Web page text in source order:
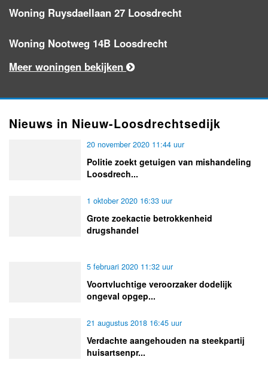
Woning Ruysdaellaan 27 Loosdrecht
Woning Nootweg 14B Loosdrecht
Meer woningen bekijken
Nieuws in Nieuw-Loosdrechtsedijk
20 november 2020 11:44 uur
Politie zoekt getuigen van mishandeling
Loosdrech...
1 oktober 2020 16:33 uur
Grote zoekactie betrokkenheid
drugshandel
5 februari 2020 11:32 uur
Voortvluchtige veroorzaker dodelijk
ongeval opgep...
21 augustus 2018 16:45 uur
Verdachte aangehouden na steekpartij
huisartsenpr...